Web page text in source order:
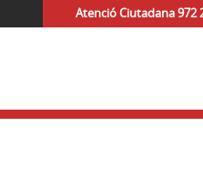
Atenció Ciutadana 972